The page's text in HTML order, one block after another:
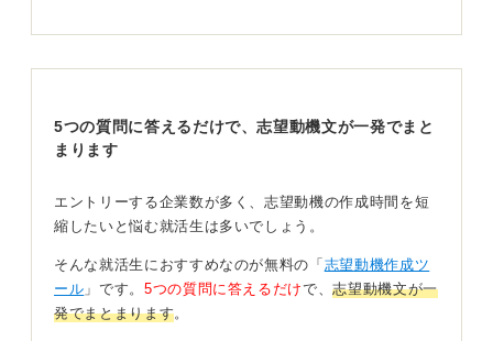
これまでの経験を「傾聴力」や「調整力」に落とし
込む！
たとえば、以前私が支援した方は「人と話すのが好き」
という抽象的な動機しかありませんでしたが、飲食店で
そこでは相手の感情を冷静に受け止め、本音を探る力を
身につけていたため、これを「傾聴力」、「感情の温度
5つの質問に答えるだけで、志望動機文が一発でまと
まります
エントリーする企業数が多く、志望動機の作成時間を短
縮したいと悩む就活生は多いでしょう。
そんな就活生におすすめなのが無料の「 志望動機作成ツ
ール 」です。 5つの質問に答えるだけで、志望動機文が一
発でまとまります。